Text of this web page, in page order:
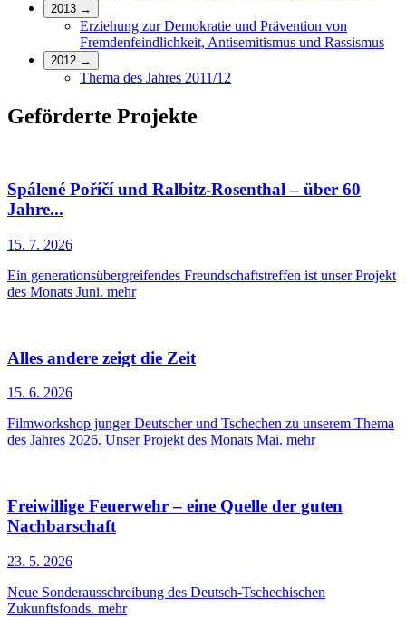
2013 →
Erziehung zur Demokratie und Prävention von
Fremdenfeindlichkeit, Antisemitismus und Rassismus
2012 →
Thema des Jahres 2011/12
Geförderte Projekte
Spálené Poříčí und Ralbitz-Rosenthal – über 60
Jahre...
15. 7. 2026
Ein generationsübergreifendes Freundschaftstreffen ist unser Projekt
des Monats Juni. mehr
Alles andere zeigt die Zeit
15. 6. 2026
Filmworkshop junger Deutscher und Tschechen zu unserem Thema
des Jahres 2026. Unser Projekt des Monats Mai. mehr
Freiwillige Feuerwehr – eine Quelle der guten
Nachbarschaft
23. 5. 2026
Neue Sonderausschreibung des Deutsch-Tschechischen
Zukunftsfonds. mehr